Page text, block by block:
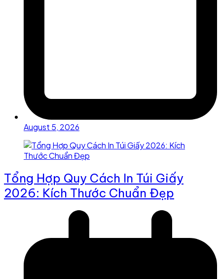
August 5, 2026
Tổng Hợp Quy Cách In Túi Giấy
2026: Kích Thước Chuẩn Đẹp